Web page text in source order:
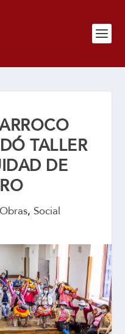
TALLER
DE
Obras, Social